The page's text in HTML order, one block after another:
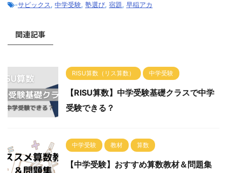
-サピックス, 中学受験, 塾選び, 宿題, 早稲アカ
関連記事
RISU算数（リス算数） 中学受験
【RISU算数】中学受験基礎クラスで中学
受験できる？
中学受験 教材 算数
【中学受験】おすすめ算数教材＆問題集